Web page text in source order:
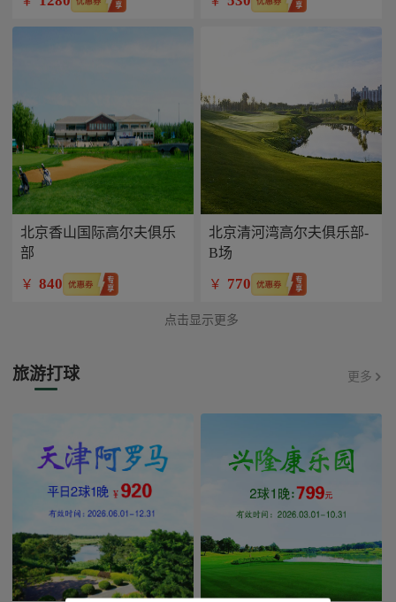
北京香山国际高尔夫俱乐
部
￥ 840
北京清河湾高尔夫俱乐部-
B场
￥ 770
点击显示更多
旅游打球 更多